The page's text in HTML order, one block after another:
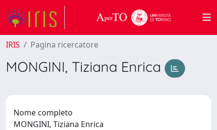
IRIS Pagina ricercatore
MONGINI, Tiziana Enrica
Nome completo
MONGINI, Tiziana Enrica